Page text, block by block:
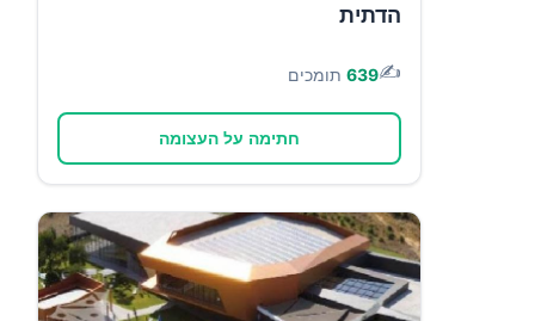
הדתית
✍️
639 תומכים
חתימה על העצומה